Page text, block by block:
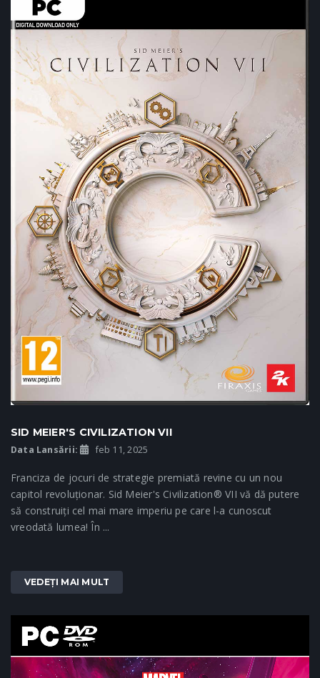
SID MEIER'S CIVILIZATION VII
Data Lansării: feb 11, 2025
Franciza de jocuri de strategie premiată revine cu un nou
capitol revoluționar. Sid Meier's Civilization® VII vă dă putere
să construiți cel mai mare imperiu pe care l-a cunoscut
vreodată lumea! În ...
VEDEȚI MAI MULT